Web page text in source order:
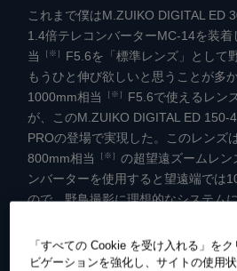
これまで僕はM.ZUIKO DIGITAL ED
1.4倍テレコンバーターMC-14を装
当
［※］
F5.6を「標準レンズ」として
もうひと伸び欲しいと思うことが多
1000mm相当
［※］
F5.6で使えるレン
が、このM.ZUIKO DIGITAL ED
PROの登場で実現した。このレンズ
800mm相当
［※］ の超望遠ズームレン
ンバーターを使用すると望遠端では
ので、野鳥撮影に理想的なシステム
ンバーターMC-14使用時には焦点距
F8.0、2倍テレコンバーターMC-20
「すべての Cookie を受け入れる」を
ビゲーションを強化し、サイトの使用